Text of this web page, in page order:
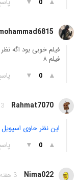
0
فیلم خوبی بود اگه
فیلم ۸
▲
0
▼
Rahmat7070 3 هفته قبل
این نظر حاوی
▲
0
▼
Nima022 3 هفته قبل